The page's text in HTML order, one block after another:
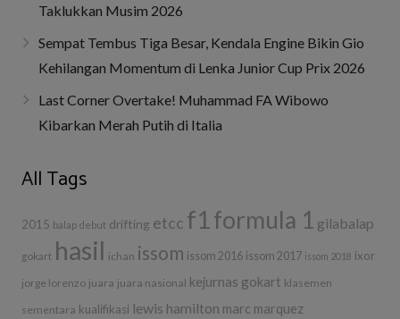
Taklukkan Musim 2026
Sempat Tembus Tiga Besar, Kendala Engine Bikin Gio
Kehilangan Momentum di Lenka Junior Cup Prix 2026
Last Corner Overtake! Muhammad FA Wibowo
Kibarkan Merah Putih di Italia
All Tags
2015 balap debut drifting etcc f1formula 1 gilabalap
gokart hasil ichan issom issom 2016 issom 2017 issom 2018 ixor
jorge lorenzo juara juara nasional kejurnas gokart klasemen
sementara kualifikasi lewis hamilton marc marquez